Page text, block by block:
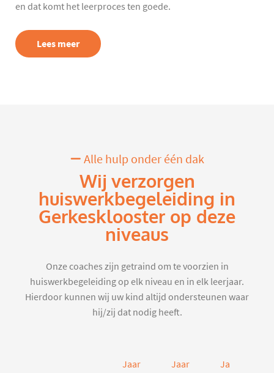
en dat komt het leerproces ten goede.
Lees meer
Alle hulp onder één dak
Wij verzorgen
huiswerkbegeleiding in
Gerkesklooster op deze
niveaus
Onze coaches zijn getraind om te voorzien in
huiswerkbegeleiding op elk niveau en in elk leerjaar.
Hierdoor kunnen wij uw kind altijd ondersteunen waar
hij/zij dat nodig heeft.
Jaar
Jaar
Jaar